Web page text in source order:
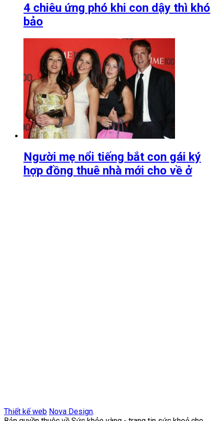
4 chiêu ứng phó khi con dậy thì khó
bảo
Người mẹ nổi tiếng bắt con gái ký
hợp đồng thuê nhà mới cho về ở
Thiết kế web Nova Design.